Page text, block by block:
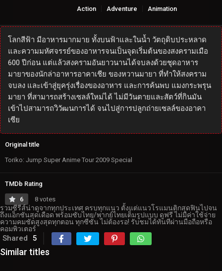
Action
Adventure
Animation
โลกสีฟ้า มีอาหารมากมาย ทั้งบนฟ้าและในน้ำ วัตถุดิบประหลาด
และความมหัศจรรย์ของอาหารจนเป็นจุดเริ่มต้นของสงครามเมือ
600 ปีก่อน แต่แล้วสงครามอันยาวนานได้จบลงด้วยชุดอาหาร
มายาของนักล่าอาหารอาคาเชีย ของหวานมายา ที่ทำให้สงคราม
จบลง และเข้าสู่ยุครุ่งเรื่องของอาหาร และการค้นพบ แมงกระพรุน
มายา ที่สามารถสร้างเซลล์ใหม่ได้ ไม่มีวันตายและสัตว์ที่กินมัน
เข้าไปสามารถวิวัฒนการได้ จนไปสู่การปลูกถ่ายเซลล์ของอาคา
เซีย
Original title
Toriko: Jump Super Anime Tour 2009 Special
TMDb Rating
6 8 votes
รวมซีรีส์น่าดูจากทุกประเทศ ครบทุกแนว ตั้งแต่แนวโรแมนติกสุดฟินไปจน
ถึงแอ็กชันสุดเดือด พร้อมซับไทย/พากย์ไทยเต็มรูปแบบ ดูฟรี ไม่มีค่าใช้จ่าย
ความคมชัดสูงสุดทุกตอน ทุกซีซั่น ไม่ต้องรอ! รับชมได้ทันทีผ่านมือถือหรือ
คอมพิวเตอร์
Shared 5
Similar titles